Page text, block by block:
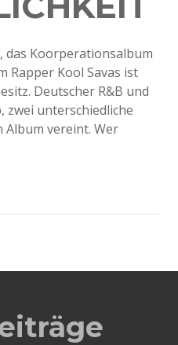
das Koorperationsalbum
Rapper Kool Savas ist
Deutscher R&B und
zwei unterschiedliche
Album vereint. Wer